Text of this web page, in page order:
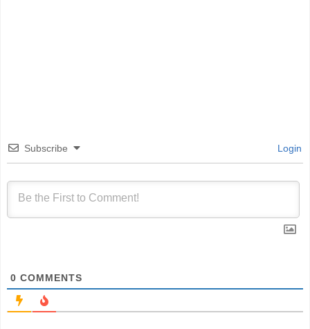
Subscribe Login
0 COMMENTS